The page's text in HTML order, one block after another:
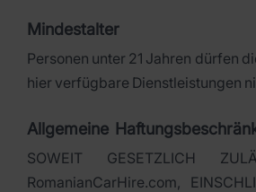
Mindestalter
Personen unter 21 Jahren dürfen
hier verfügbare Dienstleistungen
Allgemeine
SOWEIT GESETZLICH
RomanianCarHire.com,